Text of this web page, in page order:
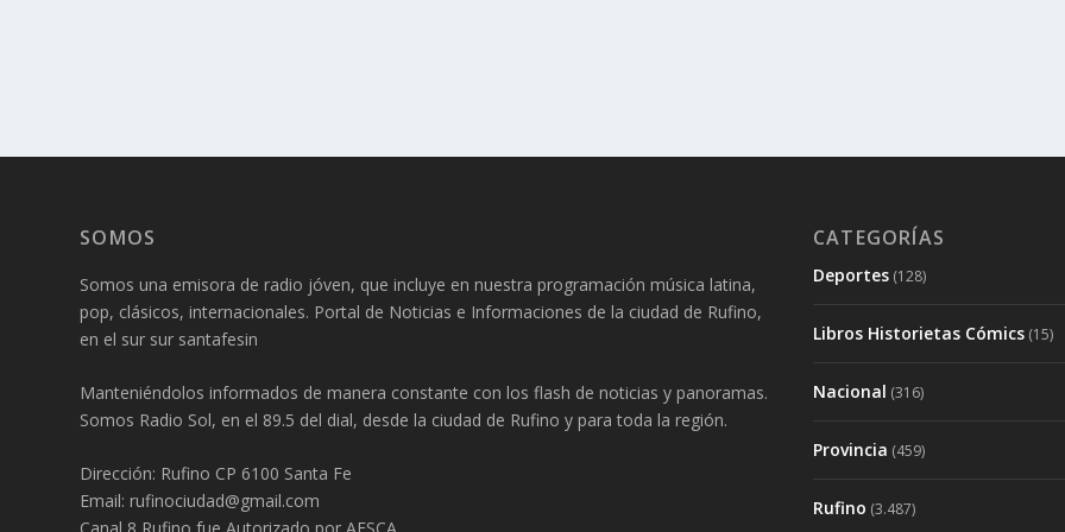
SOMOS
Somos una emisora de radio jóven, que incluye en nuestra programación música latina,
pop, clásicos, internacionales. Portal de Noticias e Informaciones de la ciudad de Rufino,
en el sur sur santafesin
Manteniéndolos informados de manera constante con los flash de noticias y panoramas.
Somos Radio Sol, en el 89.5 del dial, desde la ciudad de Rufino y para toda la región.
Dirección: Rufino CP 6100 Santa Fe
Email: rufinociudad@gmail.com
CATEGORÍAS
Deportes (128)
Libros Historietas Cómics (15)
Nacional (316)
Provincia (459)
Rufino (3.487)